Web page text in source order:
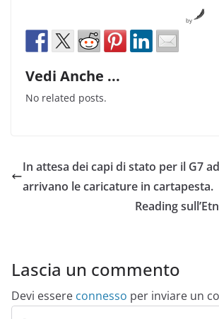
by
Vedi Anche ...
No related posts.
In attesa dei capi di stato per il G7
arrivano le caricature in cartapesta.
Reading
Lascia un commento
Devi essere connesso per inviare un